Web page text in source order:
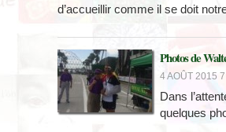
d’accueillir comme il se doit
Photos de
4 AOÛT 2015
Dans
quelques